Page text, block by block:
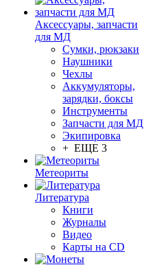
Аксессуары, запчасти
для МД
Сумки, рюкзаки
Наушники
Чехлы
Аккумуляторы,
зарядки, боксы
Инструменты
Запчасти для МД
Экипировка
+ ЕЩЕ 3
Метеориты
Литература
Книги
Журналы
Видео
Карты на CD